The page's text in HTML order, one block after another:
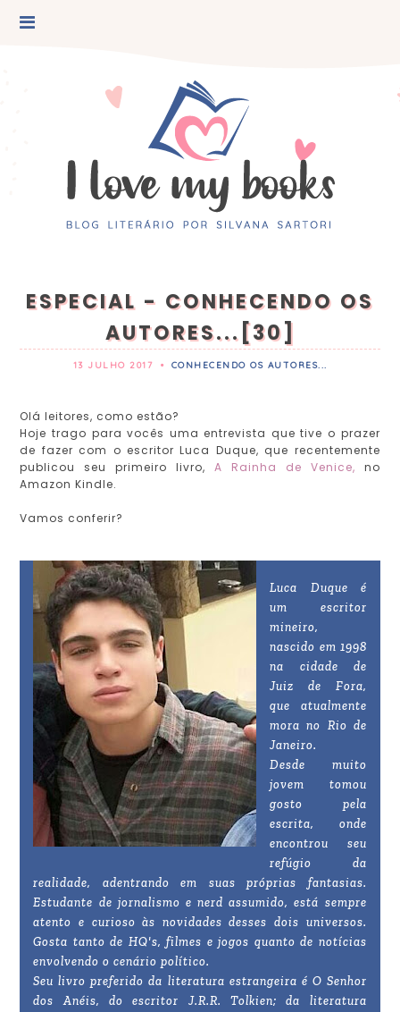
ESPECIAL - CONHECENDO OS
AUTORES...[30]
13 JULHO 2017 • CONHECENDO OS AUTORES...
Olá leitores, como estão?
Hoje trago para vocês uma entrevista que tive o prazer
de fazer com o escritor Luca Duque, que recentemente
publicou seu primeiro livro, A Rainha de Venice, no
Amazon Kindle.
Vamos conferir?
Luca Duque é
um escritor
mineiro,
nascido em 1998
na cidade de
Juiz de Fora,
que atualmente
mora no Rio de
Janeiro.
Desde muito
jovem tomou
gosto pela
escrita, onde
encontrou seu
refúgio da
realidade, adentrando em suas próprias fantasias.
Estudante de jornalismo e nerd assumido, está sempre
atento e curioso às novidades desses dois universos.
Gosta tanto de HQ's, filmes e jogos quanto de notícias
envolvendo o cenário político.
Seu livro preferido da literatura estrangeira é O Senhor
dos Anéis, do escritor J.R.R. Tolkien; da literatura